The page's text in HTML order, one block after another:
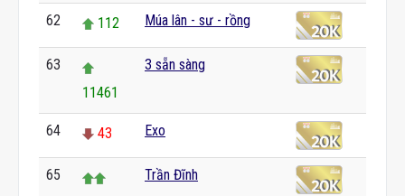
62 112 Múa lân - sư - rồng
63
11461
3 sẵn sàng
64 43 Exo
65 Trần Đĩnh